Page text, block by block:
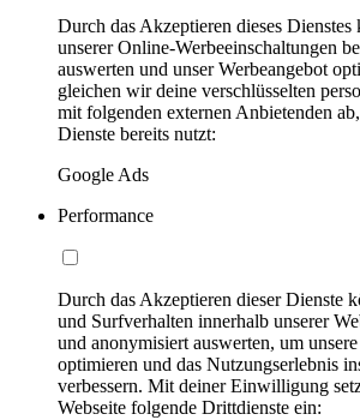
Durch das Akzeptieren dieses
unserer Online-Werbeeinschaltungen
auswerten und unser Werbeangebot
gleichen wir deine verschlüsselten
mit folgenden externen Anbietenden
Dienste bereits nutzt:
Google Ads
Performance
Durch das Akzeptieren dieser Dienste
und Surfverhalten innerhalb unserer
und anonymisiert auswerten, um
optimieren und das Nutzungserlebnis
verbessern. Mit deiner Einwilligung
Webseite folgende Drittdienste ein: